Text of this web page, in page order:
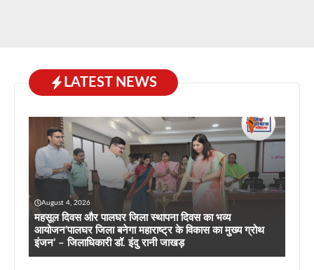
LATEST NEWS
August 4, 2026
महसूल दिवस और पालघर जिला स्थापना दिवस का भव्य
आयोजन’पालघर जिला बनेगा महाराष्ट्र के विकास का मुख्य ग्रोथ
इंजन’ – जिलाधिकारी डॉ. इंदु रानी जाखड़